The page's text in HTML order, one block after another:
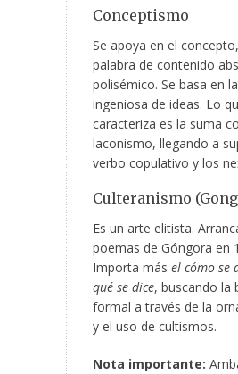
Conceptismo
Se apoya en el
palabra de contenido
polisémico. Se basa en
ingeniosa de ideas. Lo
caracteriza es la suma
laconismo, llegando a
verbo copulativo y los
Culteranismo
Es un arte elitista.
poemas de Góngora en
Importa más el cómo se
qué se dice, buscando la
formal a través de la
y el uso de cultismos.
Nota importante: